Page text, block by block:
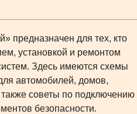
предназначен для тех, кто
установкой и ремонтом
Здесь имеются схемы
автомобилей, домов,
советы по подключению
безопасности.